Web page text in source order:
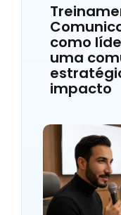
como
uma
impacto